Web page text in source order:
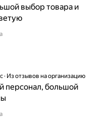
выбор товара и
· Из отзывов на организацию
персонал, большой